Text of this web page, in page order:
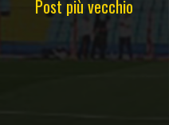
Post più vecchio